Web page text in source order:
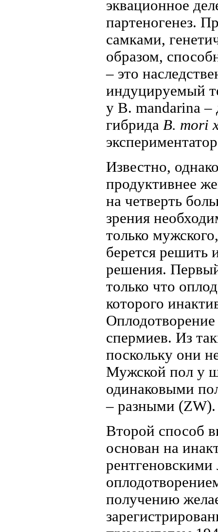
эквационное
партеногенез.
самками,
образом,
– это
индуцируемый
у В. mandarina –
гибрида В. mori
Известно,
продуктивнее
на четверть
зрения
только
берется решить
решения.
только что
которого
спермиев. Из
поскольку они
Мужской пол у
одинаковыми
– разными (ZW).
Второй способ
основан на
получению